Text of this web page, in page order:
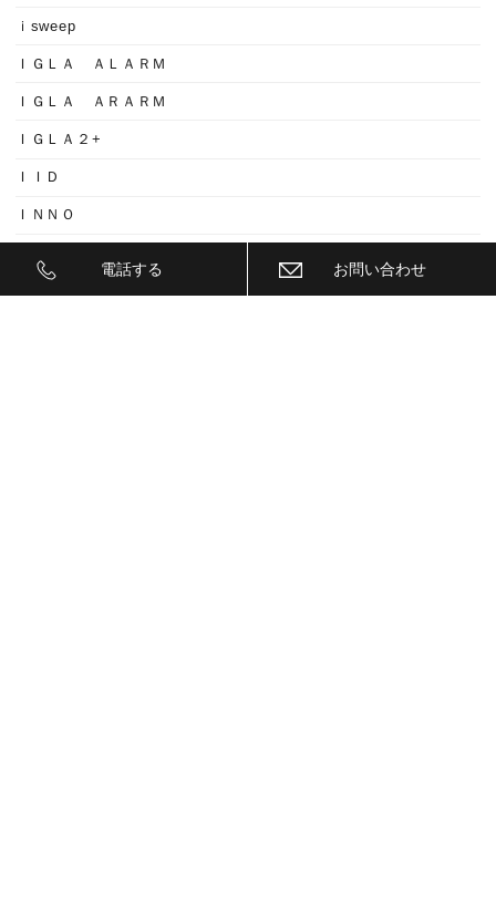
ｉsweep
ＩＧＬＡ ＡＬＡＲＭ
ＩＧＬＡ ＡＲＡＲＭ
ＩＧＬＡ２+
ＩＩＤ
ＩＮＮＯ
電話する お問い合わせ